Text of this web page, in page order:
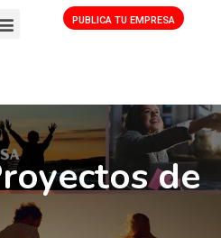
PUBLICA TU EMPRESA
de